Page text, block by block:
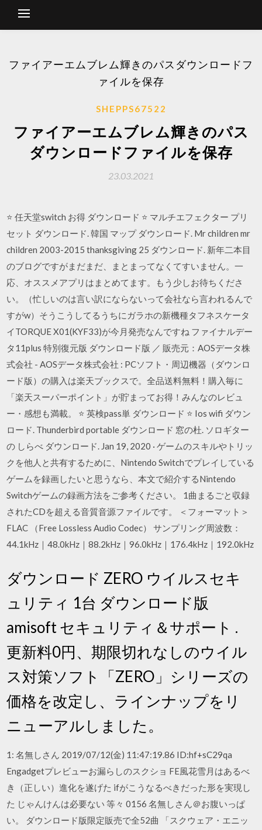
ファイアーエムブレム輝きのパスダウンロードフ
ァイルを保存
SHEPPS67522
ファイアーエムブレム輝きのパス
ダウンロードファイルを保存
23.03.2021
⭐ 任天堂switch お得 ダウンロード ⭐ マルチエフェクター プリ
セット ダウンロード. 韓国 マップ ダウンロード. Mr children mr
children 2003-2015 thanksgiving 25 ダウンロード. 新年二本目
のブログですがまだまだ、まとまってなくてすいません。一
応、オススメアプリはまとめてます。もう少しお待ちくださ
い。（忙しいのは言い訳にならないって会社なら言われるんで
すがw）そうこうしてるうちにガラホの新機種タフネスケータ
イTORQUE X01(KYF33)が今月発売なんですね ファイナルデー
タ11plus 特別復元版 ダウンロード版 ／ 販売元：AOSデータ株
式会社 - AOSデータ株式会社 : PCソフト・周辺機器（ダウンロ
ード版）の購入は楽天ブックスで。全品送料無料！購入毎に
「楽天スーパーポイント」が貯まってお得！みんなのレビュ
ー・感想も満載。 ⭐ 英検pass単 ダウンロード ⭐ Ios wifi ダウン
ロード. Thunderbird portable ダウンロード 窓の杜. ソロギター
の しらべ ダウンロード. Jan 19, 2020 · ゲームのスキルやトリッ
クを他人と共有するために、Nintendo Switchでプレイしている
ゲームを録画したいと思うなら、本文で紹介するNintendo
Switchゲームの録画方法をご参考ください。 1曲まるごと収録
されたCDを超える音質音源ファイルです。 ＜フォーマット＞
FLAC （Free Lossless Audio Codec） サンプリング周波数：
44.1kHz｜48.0kHz｜88.2kHz｜96.0kHz｜176.4kHz｜192.0kHz
ダウンロード ZERO ウイルスセキ
ュリティ 1台 ダウンロード版
amisoft セキュリティ＆サポート .
更新料0円、期限切れなしのウイル
ス対策ソフト「ZERO」シリーズの
価格を改定し、ラインナップをリ
ニューアルしました。
1: 名無しさん 2019/07/12(金) 11:47:19.86 ID:hf+sC29qa
Engadgetプレビューお漏らしのスクショ FE風花雪月はあるべ
き（正しい）進化を遂げた ifがこうなるべきだった形を実現し
た じゃんけんは必要ない 等々 0156 名無しさん＠お腹いっぱ
い。 ダウンロード版限定販売で全52曲 「スクウェア・エニッ